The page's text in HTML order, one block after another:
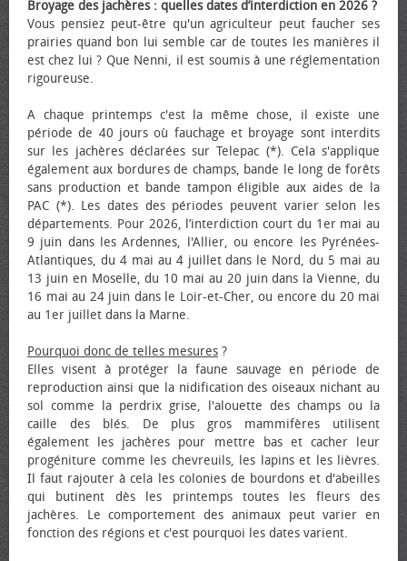
Broyage des jachères : quelles dates d’interdiction en 2026 ?
Vous pensiez peut-être qu'un agriculteur peut faucher ses
prairies quand bon lui semble car de toutes les manières il
est chez lui ? Que Nenni, il est soumis à une réglementation
rigoureuse.
A chaque printemps c'est la même chose, il existe une
période de 40 jours où fauchage et broyage sont interdits
sur les jachères déclarées sur Telepac (*). Cela s'applique
également aux bordures de champs, bande le long de forêts
sans production et bande tampon éligible aux aides de la
PAC (*). Les dates des périodes peuvent varier selon les
départements. Pour 2026, l’interdiction court du 1er mai au
9 juin dans les Ardennes, l'Allier, ou encore les Pyrénées-
Atlantiques, du 4 mai au 4 juillet dans le Nord, du 5 mai au
13 juin en Moselle, du 10 mai au 20 juin dans la Vienne, du
16 mai au 24 juin dans le Loir-et-Cher, ou encore du 20 mai
au 1er juillet dans la Marne.
Pourquoi donc de telles mesures ?
Elles visent à protéger la faune sauvage en période de
reproduction ainsi que la nidification des oiseaux nichant au
sol comme la perdrix grise, l'alouette des champs ou la
caille des blés. De plus gros mammifères utilisent
également les jachères pour mettre bas et cacher leur
progéniture comme les chevreuils, les lapins et les lièvres.
Il faut rajouter à cela les colonies de bourdons et d'abeilles
qui butinent dès les printemps toutes les fleurs des
jachères. Le comportement des animaux peut varier en
fonction des régions et c'est pourquoi les dates varient.